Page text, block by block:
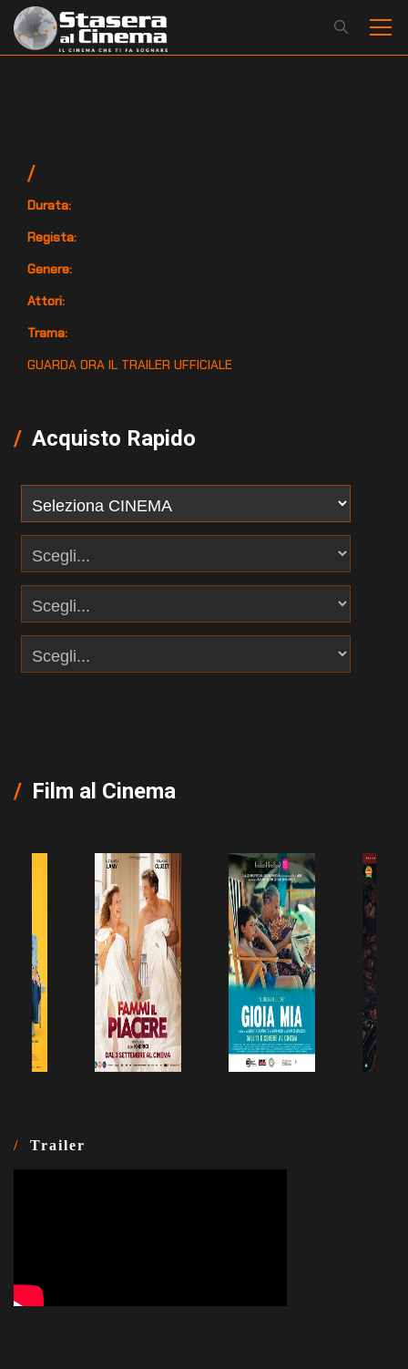
/
Durata:
Regista:
Genere:
Attori:
Trama:
GUARDA ORA IL TRAILER UFFICIALE
Acquisto Rapido
Film al Cinema
Trailer